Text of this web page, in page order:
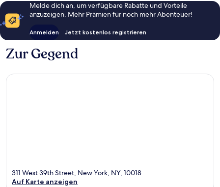
Melde dich an, um verfügbare Rabatte und Vorteile
anzuzeigen. Mehr Prämien für noch mehr Abenteuer!
Anmelden Jetzt kostenlos registrieren
Zur Gegend
311 West 39th Street, New York, NY, 10018
Auf Karte anzeigen